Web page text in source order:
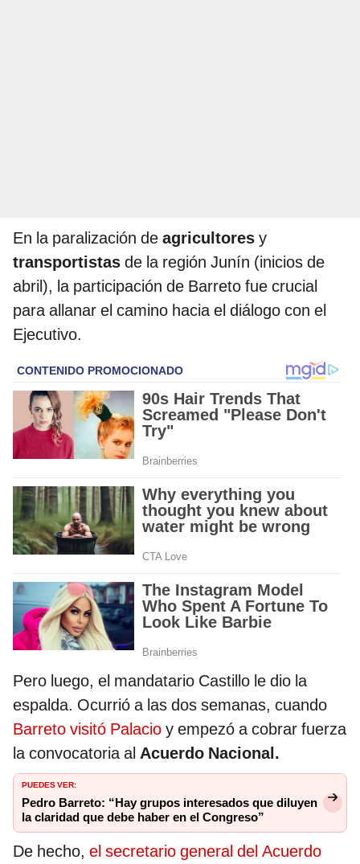
En la paralización de agricultores y
transportistas de la región Junín (inicios de
abril), la participación de Barreto fue crucial
para allanar el camino hacia el diálogo con el
Ejecutivo.
Pero luego, el mandatario Castillo le dio la
espalda. Ocurrió a las dos semanas, cuando
Barreto visitó Palacio y empezó a cobrar fuerza
la convocatoria al Acuerdo Nacional.
PUEDES VER:
Pedro Barreto: “Hay grupos interesados que diluyen
la claridad que debe haber en el Congreso”
De hecho, el secretario general del Acuerdo